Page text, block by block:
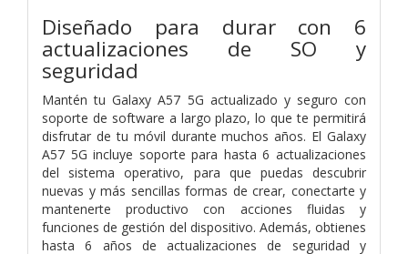
Diseñado para durar con 6
actualizaciones de SO y
seguridad
Mantén tu Galaxy A57 5G actualizado y seguro con
soporte de software a largo plazo, lo que te permitirá
disfrutar de tu móvil durante muchos años. El Galaxy
A57 5G incluye soporte para hasta 6 actualizaciones
del sistema operativo, para que puedas descubrir
nuevas y más sencillas formas de crear, conectarte y
mantenerte productivo con acciones fluidas y
funciones de gestión del dispositivo. Además, obtienes
hasta 6 años de actualizaciones de seguridad y